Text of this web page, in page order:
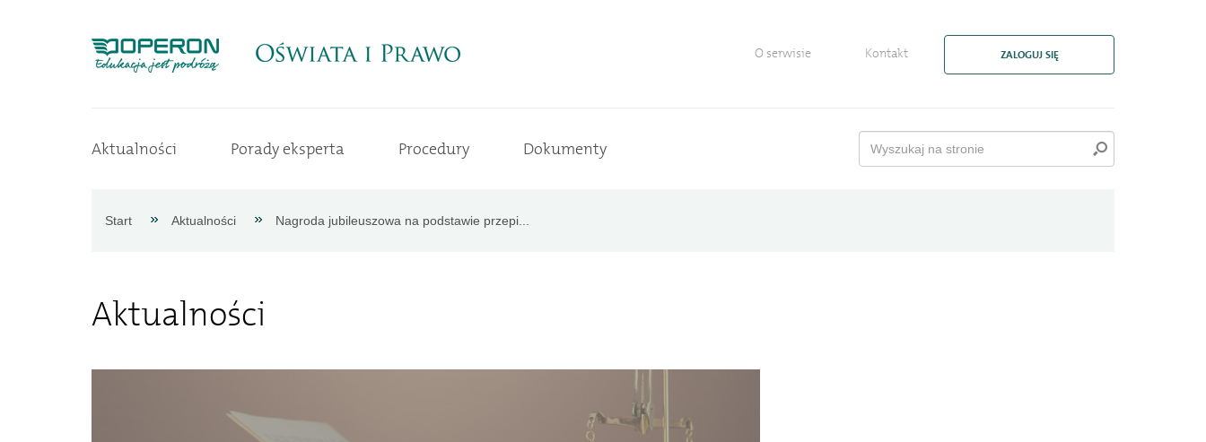
Aktualności
Procedury
O serwisie Kontakt ZALOGUJ SIĘ
Aktualności Porady eksperta Procedury Dokumenty
Start Aktualności Nagroda jubileuszowa na podstawie przepi...
Aktualności